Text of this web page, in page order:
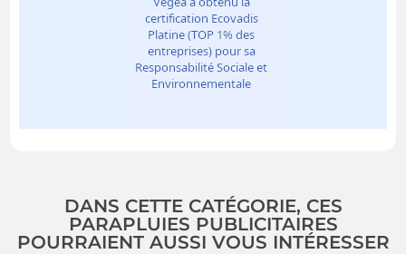
DANS CETTE CATÉGORIE, CES
PARAPLUIES PUBLICITAIRES
POURRAIENT AUSSI VOUS INTÉRESSER